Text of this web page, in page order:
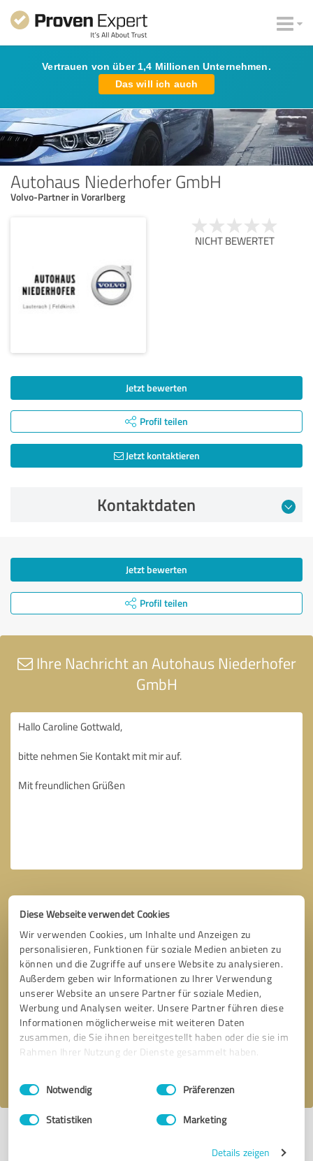
Diese Webseite verwendet Cookies
Wir verwenden Cookies, um Inhalte und Anzeigen zu
personalisieren, Funktionen für soziale Medien anbieten zu
können und die Zugriffe auf unsere Website zu analysieren.
Außerdem geben wir Informationen zu Ihrer Verwendung
unserer Website an unsere Partner für soziale Medien,
Werbung und Analysen weiter. Unsere Partner führen diese
Informationen möglicherweise mit weiteren Daten
zusammen, die Sie ihnen bereitgestellt haben oder die sie im
Rahmen Ihrer Nutzung der Dienste gesammelt haben.
Impressum Datenschutzbestimmungen
Einwilligungsauswahl
Notwendig Präferenzen
Statistiken Marketing
Details zeigen
Vertrauen von über 1,4 Millionen Unternehmen.
Das will ich auch
Autohaus Niederhofer GmbH
Volvo-Partner in Vorarlberg
NICHT BEWERTET
Jetzt bewerten
Profil teilen
Jetzt kontaktieren
Kontaktdaten
Jetzt bewerten
Profil teilen
Ihre Nachricht an Autohaus Niederhofer
GmbH
Bitte um Rückruf * Erforderliche Angaben
Nachricht senden